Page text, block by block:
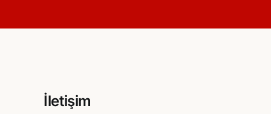
İletişim